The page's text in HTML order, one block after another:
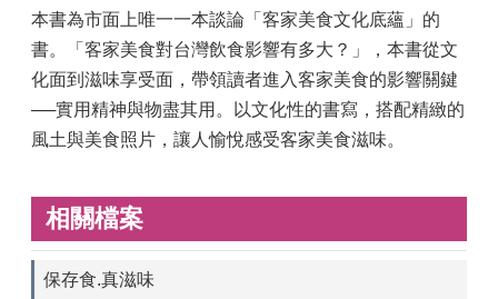
本書為市面上唯一一本談論「客家美食文化底蘊」的
書。「客家美食對台灣飲食影響有多大？」，本書從文
化面到滋味享受面，帶領讀者進入客家美食的影響關鍵
──實用精神與物盡其用。以文化性的書寫，搭配精緻的
風土與美食照片，讓人愉悅感受客家美食滋味。
相關檔案
保存食.真滋味